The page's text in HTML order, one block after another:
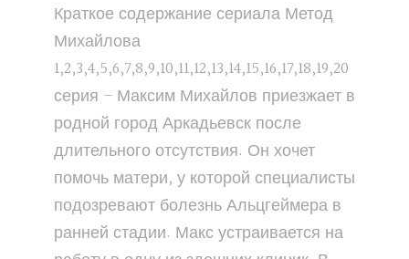
Краткое содержание сериала Метод
Михайлова
1,2,3,4,5,6,7,8,9,10,11,12,13,14,15,16,17,18,19,20
серия – Максим Михайлов приезжает в
родной город Аркадьевск после
длительного отсутствия. Он хочет
помочь матери, у которой специалисты
подозревают болезнь Альцгеймера в
ранней стадии. Макс устраивается на